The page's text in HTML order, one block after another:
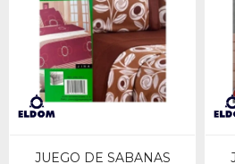
JUEGO DE SABANAS